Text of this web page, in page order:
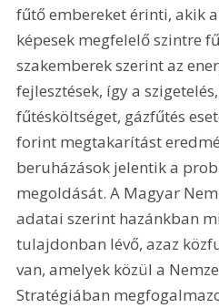
fűtő embereket érinti, akik
képesek megfelelő szintre
szakemberek szerint az
fejlesztések, így a
fűtésköltséget, gázfűtés
forint megtakarítást
beruházások jelentik a
megoldását. A Magyar
adatai szerint hazánkban
tulajdonban lévő, azaz
van, amelyek közül a
Stratégiában